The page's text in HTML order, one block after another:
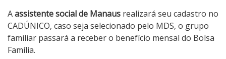
Aassistente social de Manaus realizará seu cadastro no
CADÚNICO, caso seja selecionado pelo MDS, o grupo
familiar passará a receber o benefício mensal do Bolsa
Família.